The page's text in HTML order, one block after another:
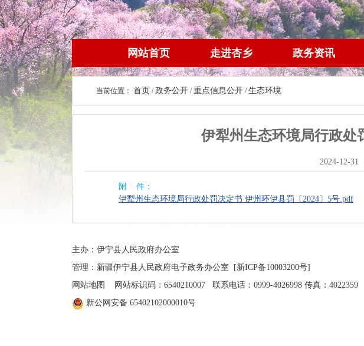
网站首页 走进杏乡 政务资讯
当前位置： 首页 /政务公开 /重点信息公开 /生态环境
伊犁州生态环境局行政处
2024-12-31
附 件：
伊犁州生态环境局行政处罚决定书 伊州环伊县罚〔2024〕5号.pdf
主办：伊宁县人民政府办公室
管理：新疆伊宁县人民政府电子政务办公室
[新ICP备10003200号]
网站地图
网站标识码：6540210007 联系电话：0999-4026998 传真：4022359
新公网安备 65402102000010号